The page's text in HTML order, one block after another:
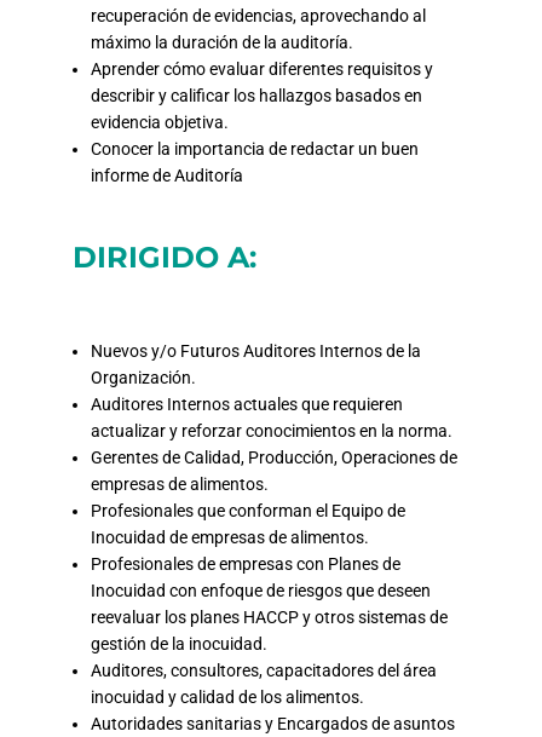
recuperación de evidencias, aprovechando al
máximo la duración de la auditoría.
Aprender cómo evaluar diferentes requisitos y
describir y calificar los hallazgos basados en
evidencia objetiva.
Conocer la importancia de redactar un buen
informe de Auditoría
DIRIGIDO A:
Nuevos y/o Futuros Auditores Internos de la
Organización.
Auditores Internos actuales que requieren
actualizar y reforzar conocimientos en la norma.
Gerentes de Calidad, Producción, Operaciones de
empresas de alimentos.
Profesionales que conforman el Equipo de
Inocuidad de empresas de alimentos.
Profesionales de empresas con Planes de
Inocuidad con enfoque de riesgos que deseen
reevaluar los planes HACCP y otros sistemas de
gestión de la inocuidad.
Auditores, consultores, capacitadores del área
inocuidad y calidad de los alimentos.
Autoridades sanitarias y Encargados de asuntos